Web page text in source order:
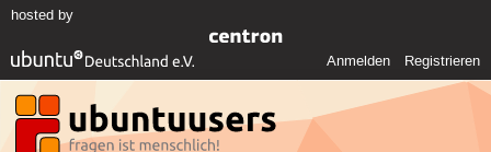
hosted by
Anmelden Registrieren